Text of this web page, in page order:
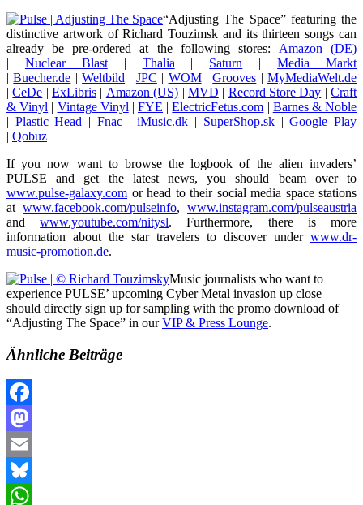
“Adjusting The Space” featuring the
distinctive artwork of Richard Touzimsk and its thirteen songs can
already be pre-ordered at the following stores: Amazon (DE)
| Nuclear Blast| Thalia| Saturn |Media Markt
|Buecher.de |Weltbild | JPC | WOM|Grooves |MyMediaWelt.de
|CeDe |ExLibris | Amazon (US) | MVD | Record Store Day |Craft
& Vinyl | Vintage Vinyl|FYE |ElectricFetus.com | Barnes & Noble
| Plastic Head | Fnac|iMusic.dk | SuperShop.sk|Google Play
| Qobuz
If you now want to browse the logbook of the alien invaders’
PULSE and get the latest news, you should beam over to
www.pulse-galaxy.com or head to their social media space stations
at www.facebook.com/pulseinfo, www.instagram.com/pulseaustria
andwww.youtube.com/nitysl. Furthermore, there is more
information about the star travelers to discover under www.dr-
music-promotion.de.
Music journalists who want to
experience PULSE’ upcoming Cyber Metal invasion up close
should directly sign up for sampling with the promo download of
“Adjusting The Space” in ourVIP & Press Lounge.
Ähnliche Beiträge
Facebook
Mastodon
Email
Bluesky